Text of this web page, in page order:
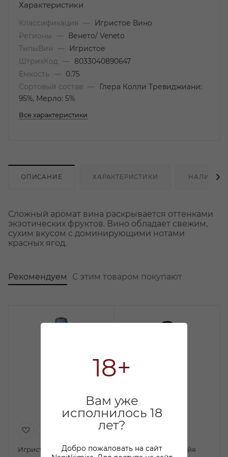
18+
Вам уже
исполнилось 18
лет?
Добро пожаловать на сайт
Характеристики
Классификация —
Игристое Вино
Регионы
—
Венето/ Veneto
ТипыВин
—
Игристое
ШтрихКод
—
8033040890647
Емкость
—
0.75
Сортовый состав
—
Глера Колли Тревиджиани:
95%, Мерло: 5%
Все характеристики
ОПИСАНИЕ ХАРАКТЕРИСТИКИ НАЛИЧИЕ
Сложный аромат вина раскрывается оттенками
экзотических фруктов. Вино обладает свежим,
сухим вкусом с доминирующими нотами
красных ягод.
Рекомендуем С этим товаром покупают
Игристое вино Чело
Игристое вино Майя